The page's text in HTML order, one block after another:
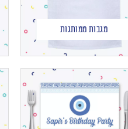
מגבות ממותגות